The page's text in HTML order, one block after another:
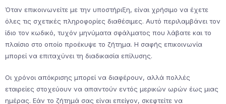
Όταν επικοινωνείτε με την υποστήριξη, είναι χρήσιμο να έχετε
όλες τις σχετικές πληροφορίες διαθέσιμες. Αυτό περιλαμβάνει τον
ίδιο τον κωδικό, τυχόν μηνύματα σφάλματος που λάβατε και το
πλαίσιο στο οποίο προέκυψε το ζήτημα. Η σαφής επικοινωνία
μπορεί να επιταχύνει τη διαδικασία επίλυσης.
Οι χρόνοι απόκρισης μπορεί να διαφέρουν, αλλά πολλές
εταιρείες στοχεύουν να απαντούν εντός μερικών ωρών έως μιας
ημέρας. Εάν το ζήτημά σας είναι επείγον, σκεφτείτε να